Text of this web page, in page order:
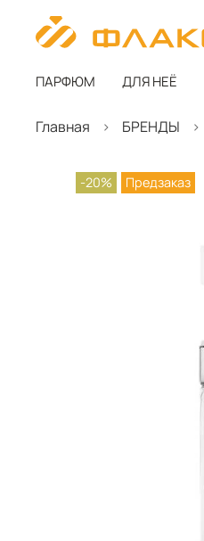
ПАРФЮМ ДЛЯ НЕЁ
Главная БРЕНДЫ
-20% Предзаказ